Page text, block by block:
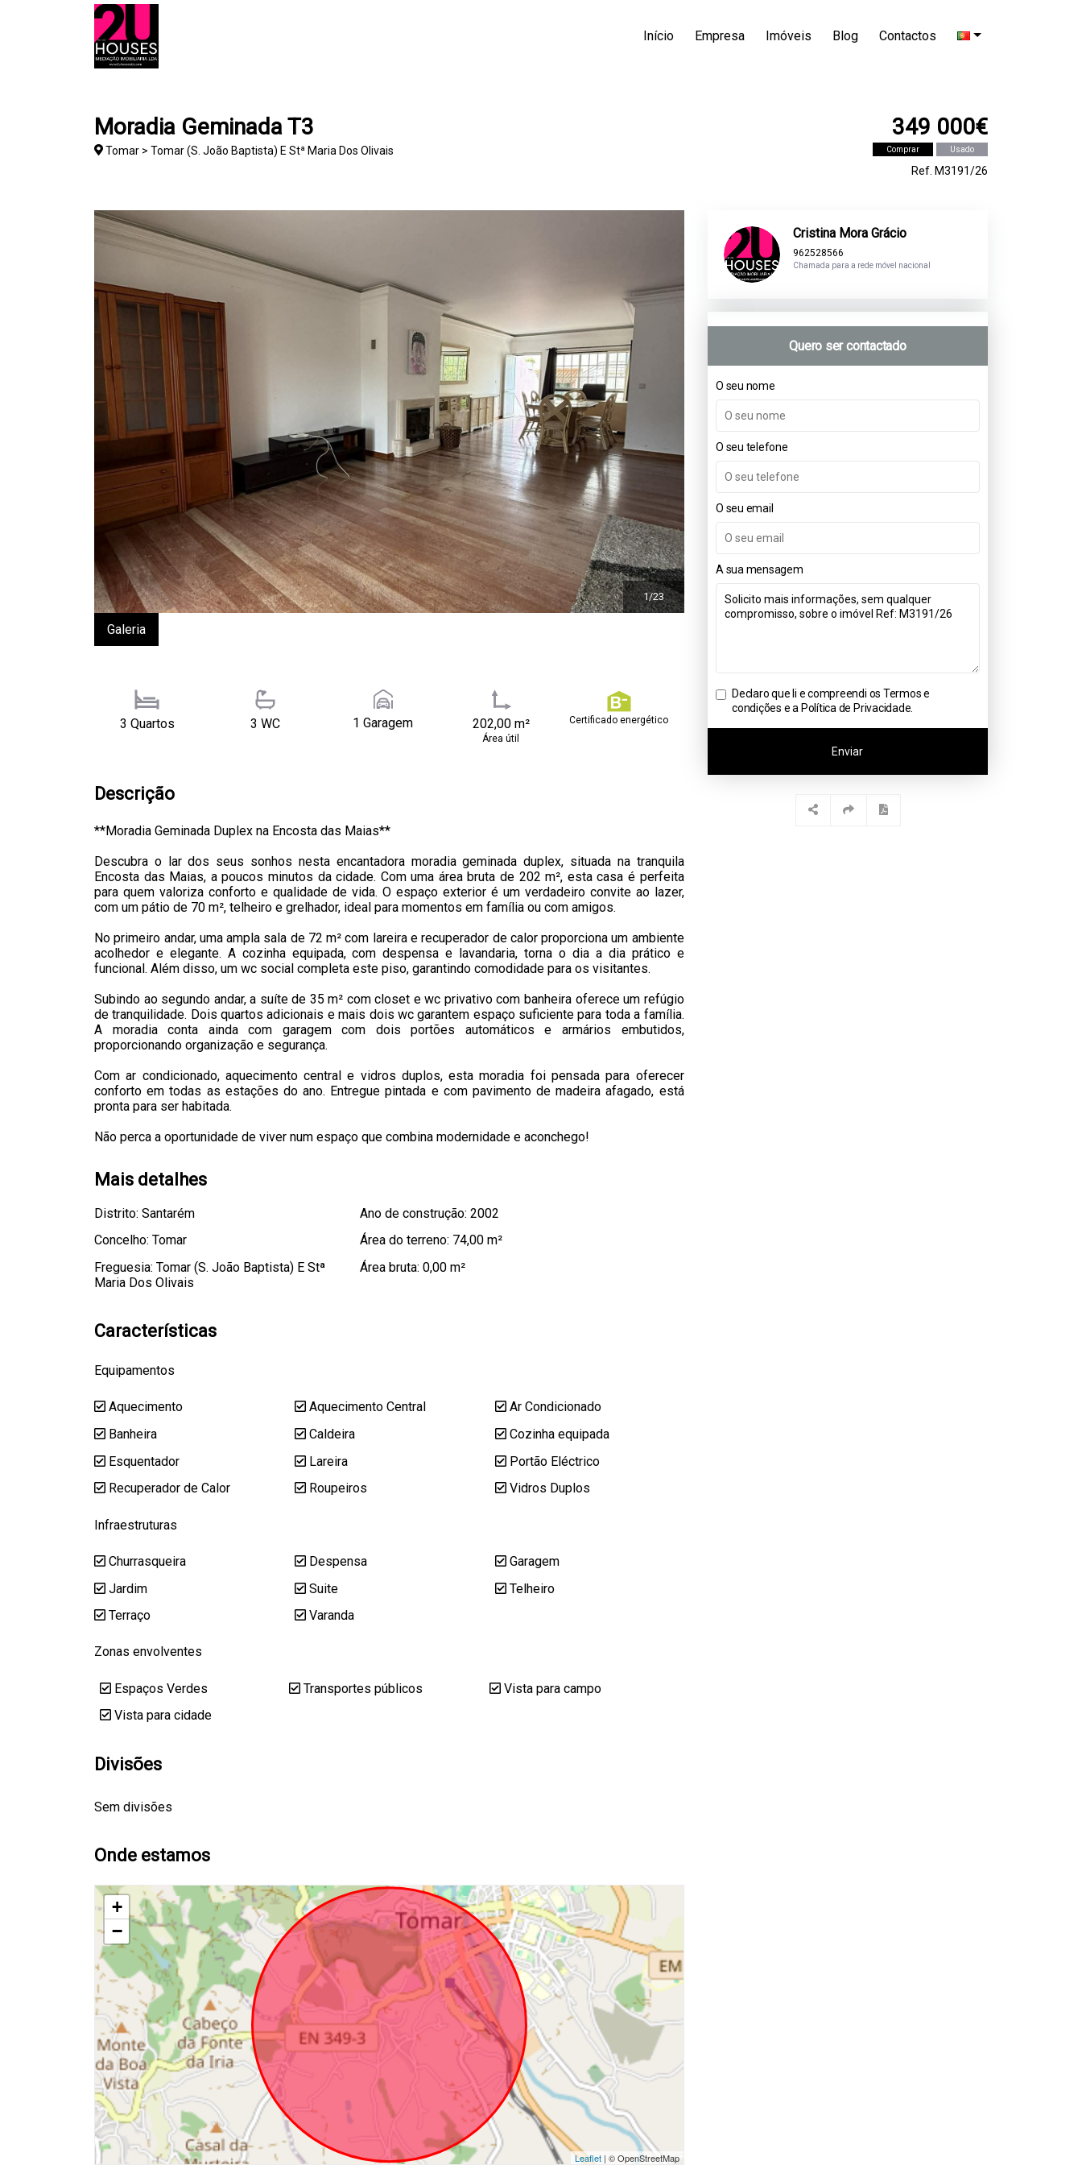
Início Empresa Imóveis Blog Contactos
Moradia Geminada T3
Tomar > Tomar (S. João Baptista) E Stª Maria Dos Olivais
349 000€
Comprar Usado
Ref. M3191/26
1/23
Galeria
3 Quartos 3 WC 1 Garagem 202,00 m²
Área útil
Certificado energético
Descrição
**Moradia Geminada Duplex na Encosta das Maias**
Descubra o lar dos seus sonhos nesta encantadora moradia geminada duplex, situada na tranquila
Encosta das Maias, a poucos minutos da cidade. Com uma área bruta de 202 m², esta casa é perfeita
para quem valoriza conforto e qualidade de vida. O espaço exterior é um verdadeiro convite ao lazer,
com um pátio de 70 m², telheiro e grelhador, ideal para momentos em família ou com amigos.
No primeiro andar, uma ampla sala de 72 m² com lareira e recuperador de calor proporciona um ambiente
acolhedor e elegante. A cozinha equipada, com despensa e lavandaria, torna o dia a dia prático e
funcional. Além disso, um wc social completa este piso, garantindo comodidade para os visitantes.
Subindo ao segundo andar, a suíte de 35 m² com closet e wc privativo com banheira oferece um refúgio
de tranquilidade. Dois quartos adicionais e mais dois wc garantem espaço suficiente para toda a família.
A moradia conta ainda com garagem com dois portões automáticos e armários embutidos,
proporcionando organização e segurança.
Com ar condicionado, aquecimento central e vidros duplos, esta moradia foi pensada para oferecer
conforto em todas as estações do ano. Entregue pintada e com pavimento de madeira afagado, está
pronta para ser habitada.
Não perca a oportunidade de viver num espaço que combina modernidade e aconchego!
Mais detalhes
Distrito: Santarém
Ano de construção: 2002
Concelho: Tomar
Área do terreno: 74,00 m²
Freguesia: Tomar (S. João Baptista) E Stª
Maria Dos Olivais
Área bruta: 0,00 m²
Características
Equipamentos
Aquecimento Aquecimento Central
Ar Condicionado
Banheira
Caldeira
Cozinha equipada
Esquentador
Lareira
Portão Eléctrico
Recuperador de Calor
Roupeiros Vidros Duplos
Infraestruturas
Churrasqueira Despensa
Garagem
Jardim
Suite
Telheiro
Terraço
Varanda
Zonas envolventes
Espaços Verdes Transportes públicos
Vista para campo
Vista para cidade
Divisões
Sem divisões
Onde estamos
+
−
Leaflet| © OpenStreetMap
Cristina Mora Grácio
962528566
Chamada para a rede móvel nacional
Quero ser contactado
O seu nome
O seu telefone
O seu email
A sua mensagem
Declaro que li e compreendi os Termos e
condições e a Política de Privacidade
Enviar